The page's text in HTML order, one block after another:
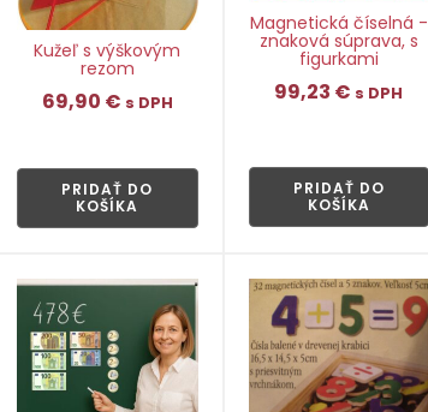
Kužeľ s výškovým
rezom
69,90 € s DPH
PRIDAŤ DO
KOŠÍKA
Magnetická číselná -
znaková súprava, s
figurkami
99,23 € s DPH
PRIDAŤ DO
KOŠÍKA